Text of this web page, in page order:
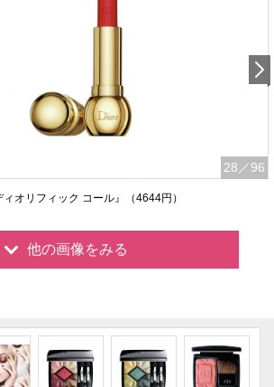
28 ／96
ィオリフィック コール』（4644円）
他の画像をみる